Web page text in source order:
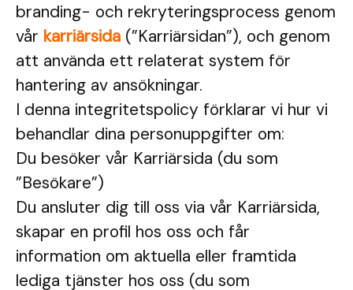
branding- och rekryteringsprocess genom
vår karriärsida (”Karriärsidan”), och genom
att använda ett relaterat system för
hantering av ansökningar.
I denna integritetspolicy förklarar vi hur vi
behandlar dina personuppgifter om:
Du besöker vår Karriärsida (du som
”Besökare”)
Du ansluter dig till oss via vår Karriärsida,
skapar en profil hos oss och får
information om aktuella eller framtida
lediga tjänster hos oss (du som